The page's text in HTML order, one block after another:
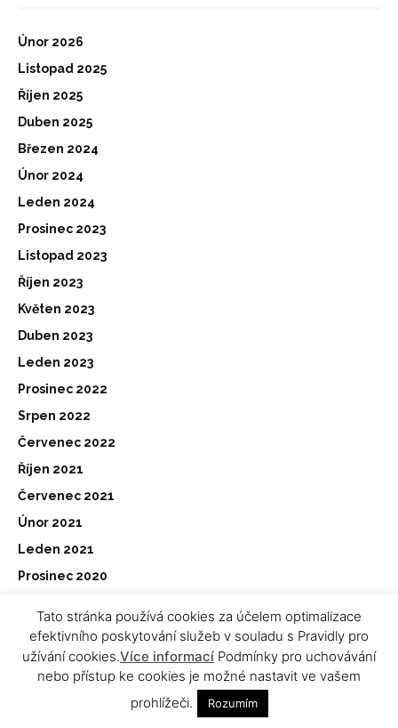
Únor 2026
Listopad 2025
Říjen 2025
Duben 2025
Březen 2024
Únor 2024
Leden 2024
Prosinec 2023
Listopad 2023
Říjen 2023
Květen 2023
Duben 2023
Leden 2023
Prosinec 2022
Srpen 2022
Červenec 2022
Říjen 2021
Červenec 2021
Únor 2021
Leden 2021
Prosinec 2020
Říjen 2020
Srpen 2020
Červenec 2020
Tato stránka používá cookies za účelem optimalizace
efektivního poskytování služeb v souladu s Pravidly pro
užívání cookies.Více informací Podmínky pro uchovávání
nebo přístup ke cookies je možné nastavit ve vašem
prohlížeči.
Rozumím